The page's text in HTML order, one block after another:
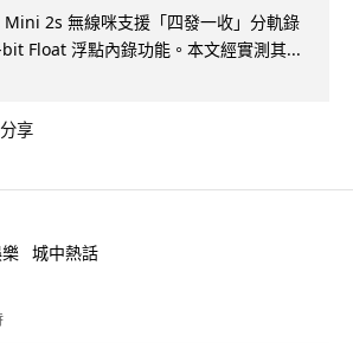
2s 無線咪支援「四發一收」分軌錄
Float 浮點內錄功能。本文經實測其...
分享
城中熱話